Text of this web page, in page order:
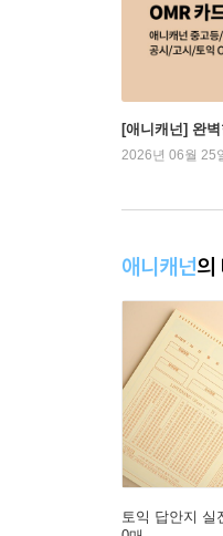
[애니캐넌] 완
2026년 06월 25
애니캐넌의
토익 답안지 실